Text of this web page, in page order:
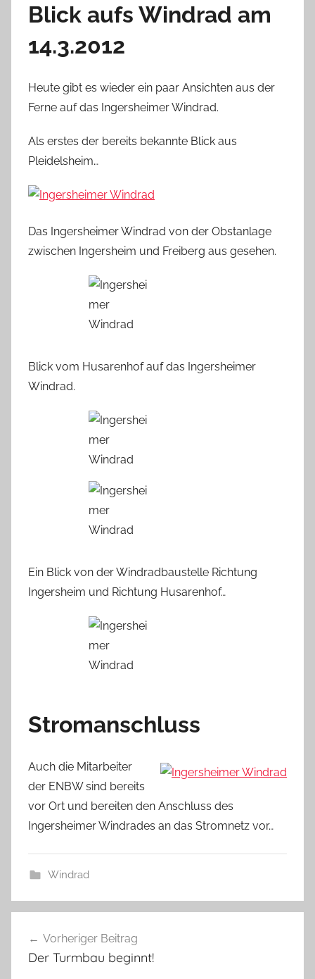
Blick aufs Windrad am
14.3.2012
Heute gibt es wieder ein paar Ansichten aus der
Ferne auf das Ingersheimer Windrad.
Als erstes der bereits bekannte Blick aus
Pleidelsheim…
Das Ingersheimer Windrad von der Obstanlage
zwischen Ingersheim und Freiberg aus gesehen.
Blick vom Husarenhof auf das Ingersheimer
Windrad.
Ein Blick von der Windradbaustelle Richtung
Ingersheim und Richtung Husarenhof…
Stromanschluss
Auch die Mitarbeiter
der ENBW sind bereits
vor Ort und bereiten den Anschluss des
Ingersheimer Windrades an das Stromnetz vor…
Windrad
Vorheriger Beitrag
Der Turmbau beginnt!